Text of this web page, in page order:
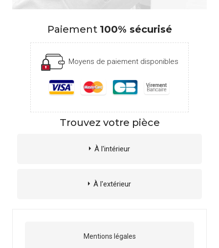
Paiement 100% sécurisé
Moyens de paiement disponibles
Trouvez votre pièce
À l'intérieur
À l'extérieur
Mentions légales